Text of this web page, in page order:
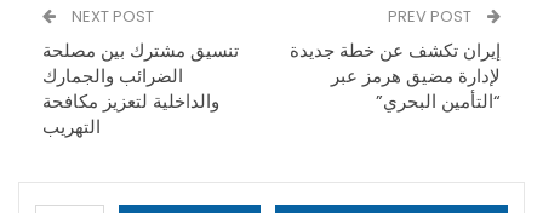
إيران تكشف عن خطة جديدة
لإدارة مضيق هرمز عبر
“التأمين البحري”
NEXT POST
تنسيق مشترك بين مصلحة
الضرائب والجمارك
والداخلية لتعزيز مكافحة
التهريب